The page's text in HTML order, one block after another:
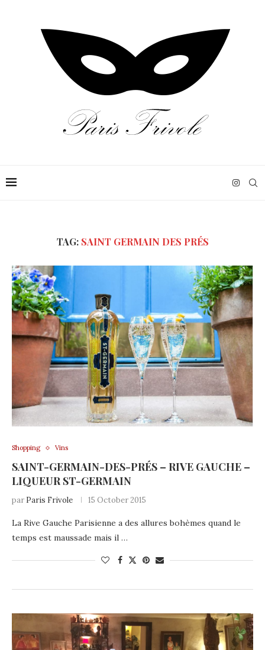
TAG: SAINT GERMAIN DES PRÉS
Shopping Vins
SAINT-GERMAIN-DES-PRÉS – RIVE GAUCHE –
LIQUEUR ST-GERMAIN
par Paris Frivole 15 October 2015
La Rive Gauche Parisienne a des allures bohèmes quand le
temps est maussade mais il …